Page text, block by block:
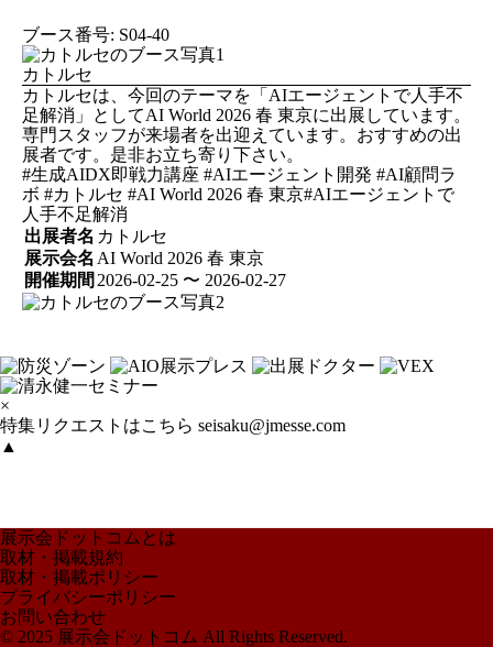
ブース番号: S04-40
カトルセ
カトルセは、今回のテーマを「AIエージェントで人手不
足解消」としてAI World 2026 春 東京に出展しています。
専門スタッフが来場者を出迎えています。おすすめの出
展者です。是非お立ち寄り下さい。
#生成AIDX即戦力講座 #AIエージェント開発 #AI顧問ラ
ボ #カトルセ #AI World 2026 春 東京#AIエージェントで
人手不足解消
出展者名 カトルセ
展示会名 AI World 2026 春 東京
開催期間 2026-02-25 〜 2026-02-27
×
特集リクエストはこちら seisaku@jmesse.com
展示会ドットコムとは
取材・掲載規約
取材・掲載ポリシー
プライバシーポリシー
お問い合わせ
© 2025 展示会ドットコム All Rights Reserved.
▲